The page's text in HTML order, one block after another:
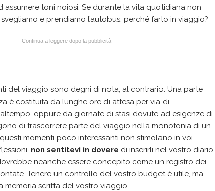
toni noiosi. Se durante la vita quotidiana non
e prendiamo l’autobus, perché farlo in viaggio?
Continua a leggere dopo la pubblicità
del viaggio sono degni di nota, al contrario. Una parte
è costituita da lunghe ore di attesa per via di
oppure da giornate di stasi dovute ad esigenze di
di trascorrere parte del viaggio nella monotonia di un
momenti poco interessanti non stimolano in voi
non sentitevi in dovere di inserirli nel vostro diario.
neanche essere concepito come un registro dei
Tenere un controllo del vostro budget è utile, ma
memoria scritta del vostro viaggio.